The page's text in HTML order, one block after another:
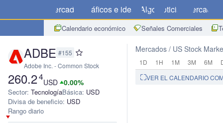
Mercados Gráficos e ideas Algo Noticias Mercado
Calendario económico Señales Comerciales
ADBE #155
Adobe Inc. - Common Stock
260.24
USD 0.00%
Sector: TecnologíaBásica: USD
Divisa de beneficio: USD
Rango diario
Mercados US Stock
1D 1H 1M 3M 6M
VER EL CALENDARIO